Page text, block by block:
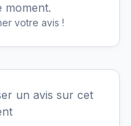
moment.
votre avis !
un avis sur cet